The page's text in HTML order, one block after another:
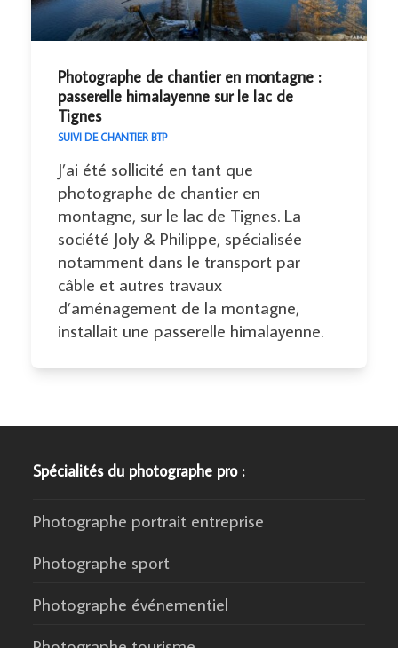
Photographe de chantier en montagne :
passerelle himalayenne sur le lac de
Tignes
SUIVI DE CHANTIER BTP
J’ai été sollicité en tant que
photographe de chantier en
montagne, sur le lac de Tignes. La
société Joly & Philippe, spécialisée
notamment dans le transport par
câble et autres travaux
d’aménagement de la montagne,
installait une passerelle himalayenne.
Spécialités du photographe pro :
Photographe portrait entreprise
Photographe sport
Photographe événementiel